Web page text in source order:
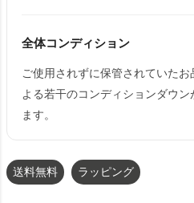
全体コンディション
ご使用されずに保管されていた
よる若干のコンディションダウ
ます。
送料無料 ラッピング